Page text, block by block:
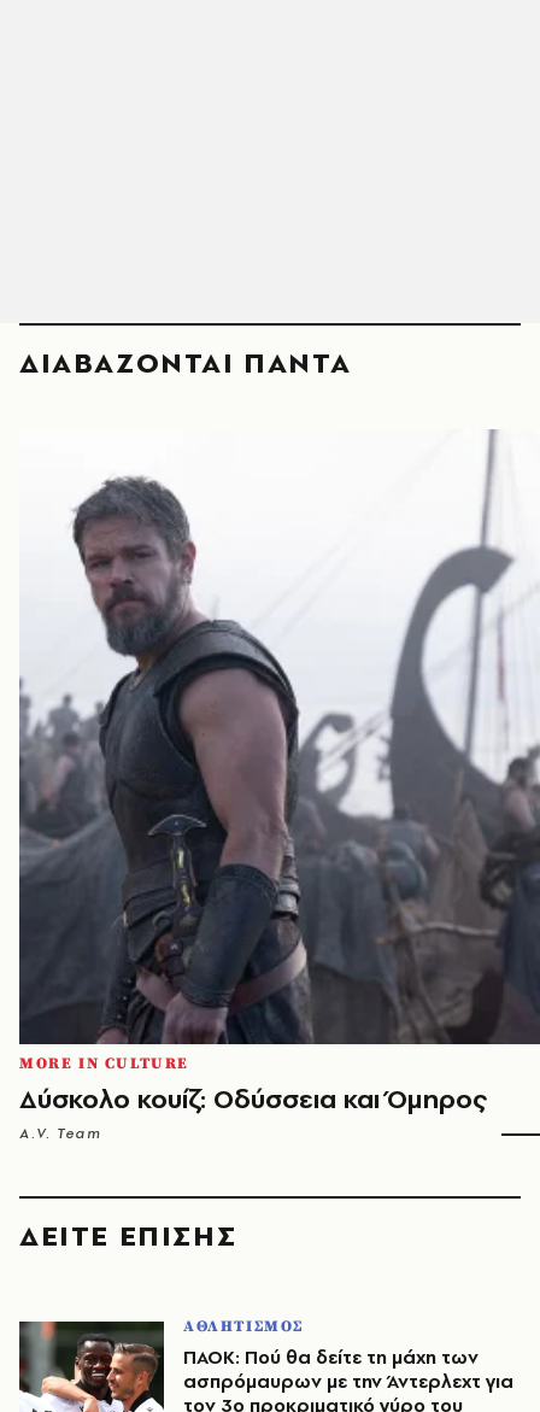
ΔΙΑΒΑΖΟΝΤΑΙ ΠΑΝΤΑ
MORE IN CULTURE
Δύσκολο κουίζ: Οδύσσεια και Όμηρος
A.V. Team
ΔΕΙΤΕ ΕΠΙΣΗΣ
ΑΘΛΗΤΙΣΜΟΣ
ΠΑΟΚ: Πού θα δείτε τη μάχη των
ασπρόμαυρων με την Άντερλεχτ για
τον 3ο προκριματικό γύρο του